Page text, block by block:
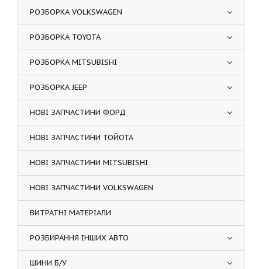
РОЗБОРКА VOLKSWAGEN
РОЗБОРКА TOYOTA
РОЗБОРКА MITSUBISHI
РОЗБОРКА JEEP
НОВІ ЗАПЧАСТИНИ ФОРД
НОВІ ЗАПЧАСТИНИ ТОЙОТА
НОВІ ЗАПЧАСТИНИ MITSUBISHI
НОВІ ЗАПЧАСТИНИ VOLKSWAGEN
ВИТРАТНІ МАТЕРІАЛИ
РОЗБИРАННЯ ІНШИХ АВТО
ШИНИ Б/У